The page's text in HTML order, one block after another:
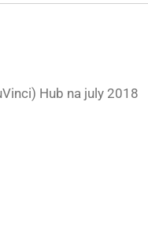
Hub na july 2018